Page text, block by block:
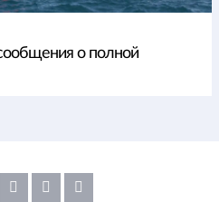
о полной